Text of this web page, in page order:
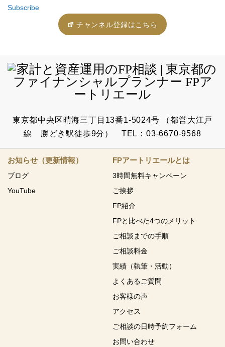
Subscribe
チャンネル登録はこちら
東京都中央区晴海三丁目13番1-5024号 （都営大江戸
線 勝どき駅徒歩9分） TEL：03-6670-9568
お知らせ（更新情報）
ブログ
YouTube
FPアートリエールとは
3時間無料キャンペーン
ご挨拶
FP紹介
FPと比べた4つのメリット
ご相談までの手順
ご相談料金
実績（執筆・活動）
よくあるご質問
お客様の声
アクセス
ご相談の日時予約フォーム
お問い合わせ